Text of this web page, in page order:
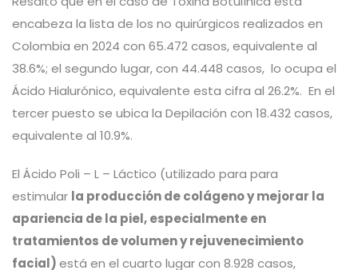
encabeza la lista de los no quirúrgicos realizados en
Colombia en 2024 con 65.472 casos, equivalente al
38.6%; el segundo lugar, con 44.448 casos, lo ocupa el
Ácido Hialurónico, equivalente esta cifra al 26.2%. En el
tercer puesto se ubica la Depilación con 18.432 casos,
equivalente al 10.9%.
El Ácido Poli – L – Láctico (utilizado para para
estimular la producción de colágeno y mejorar la
apariencia de la piel, especialmente en
tratamientos de volumen y rejuvenecimiento
facial)está en el cuarto lugar con 8.928 casos,